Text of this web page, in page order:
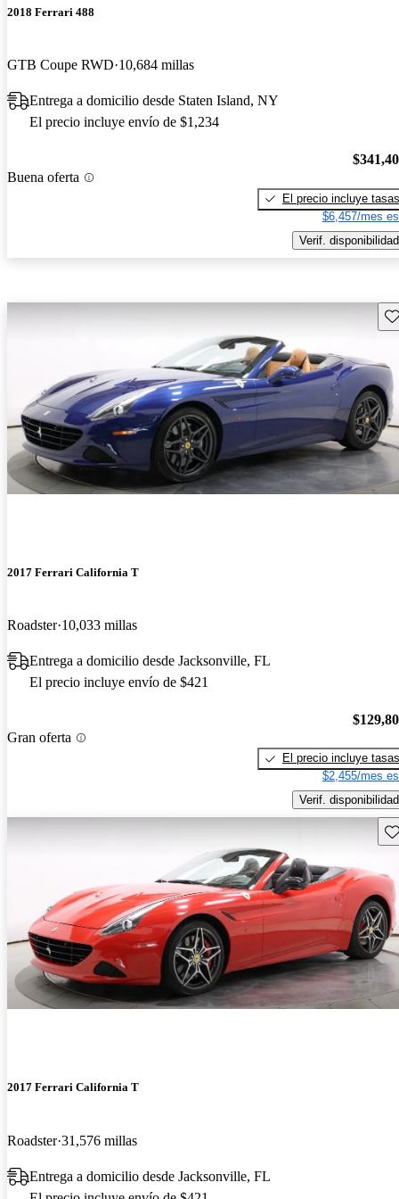
2018 Ferrari 488
GTB Coupe RWD 10,684 millas
Entrega a domicilio desde Staten Island, NY
El precio incluye envío de $1,234
Buena oferta
El precio incluye tasas
$6,457/mes
Verif. disponibilidad
2017 Ferrari California T
Roadster 10,033 millas
Entrega a domicilio desde Jacksonville, FL
El precio incluye envío de $421
Gran oferta
El precio incluye tasas
$2,455/mes
Verif. disponibilidad
2017 Ferrari California T
Roadster 31,576 millas
Entrega a domicilio desde Jacksonville, FL